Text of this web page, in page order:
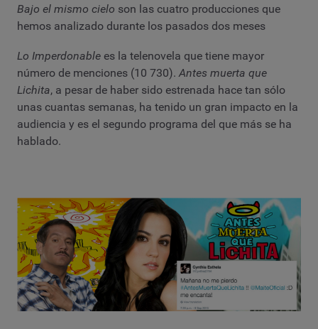
Bajo el mismo cielo son las cuatro producciones que
hemos analizado durante los pasados dos meses
Lo Imperdonable es la telenovela que tiene mayor
número de menciones (10 730).Antes muerta que
Lichita, a pesar de haber sido estrenada hace tan sólo
unas cuantas semanas, ha tenido un gran impacto en la
audiencia y es el segundo programa del que más se ha
hablado.